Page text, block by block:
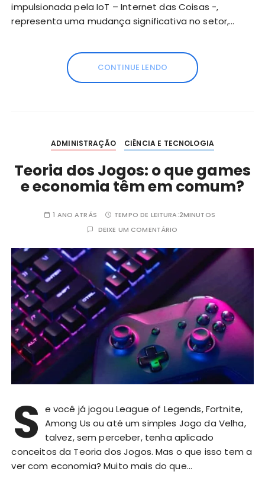
impulsionada pela IoT – Internet das Coisas -,
representa uma mudança significativa no setor,…
CONTINUE LENDO
ADMINISTRAÇÃO CIÊNCIA E TECNOLOGIA
Teoria dos Jogos: o que games
e economia têm em comum?
1 ANO ATRÁS TEMPO DE LEITURA:2MINUTOS
DEIXE UM COMENTÁRIO
S e você já jogou League of Legends, Fortnite,
Among Us ou até um simples Jogo da Velha,
talvez, sem perceber, tenha aplicado
conceitos da Teoria dos Jogos. Mas o que isso tem a
ver com economia? Muito mais do que…